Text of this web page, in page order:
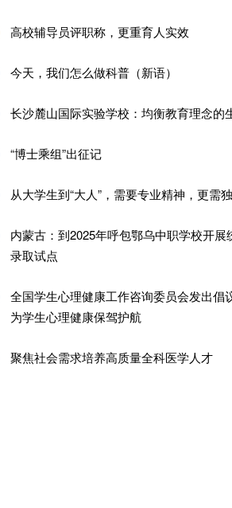
高校辅导员评职称，更重育人实效
今天，我们怎么做科普（新语）
长沙麓山国际实验学校：均衡教育理念的
“博士乘组”出征记
从大学生到“大人”，需要专业精神，更需
内蒙古：到2025年呼包鄂乌中职学校开展
录取试点
全国学生心理健康工作咨询委员会发出倡
为学生心理健康保驾护航
聚焦社会需求培养高质量全科医学人才